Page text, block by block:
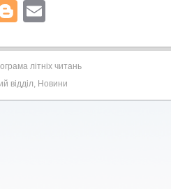
Blogger
літніх читань
відділ, Новини